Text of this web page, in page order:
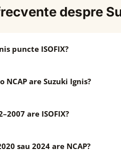
despre
puncte ISOFIX?
NCAP are Suzuki Ignis?
are ISOFIX?
sau 2024 are NCAP?